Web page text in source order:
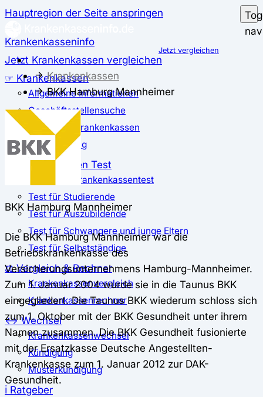
Hauptregion der Seite anspringen
Krankenkasseninfo
Jetzt Krankenkassen vergleichen
☞ Krankenkassen
Allgemeine Informationen
Geschäftsstellensuche
günstigste Krankenkassen
Zusatzbeitrag
✅ Krankenkassen Test
Der große Krankenkassentest
Test für Studierende
Test für Auszubildende
Test für Schwangere und junge Eltern
Test für Selbstständige
⚖️ Vergleich & Rechner
Krankenkassenvergleich
Krankenkassenrechner
↔ Wechsel
Krankenkassenwechsel
Kündigung
Musterkündigung
ℹ Ratgeber
Jetzt vergleichen
Krankenkassen
BKK Hamburg Mannheimer
BKK Hamburg Mannheimer
Die BKK Hamburg Mannheimer war die
Betriebskrankenkasse des
Versicherungsunternehmens Hamburg-Mannheimer.
Zum 1. Januar 2004 wurde sie in die Taunus BKK
eingegliedert. Die Taunus BKK wiederum schloss sich
zum 1. Oktober mit der BKK Gesundheit unter ihrem
Namen zusammen. Die BKK Gesundheit fusionierte
mit der Ersatzkasse Deutsche Angestellten-
Krankenkasse zum 1. Januar 2012 zur DAK-
Gesundheit.